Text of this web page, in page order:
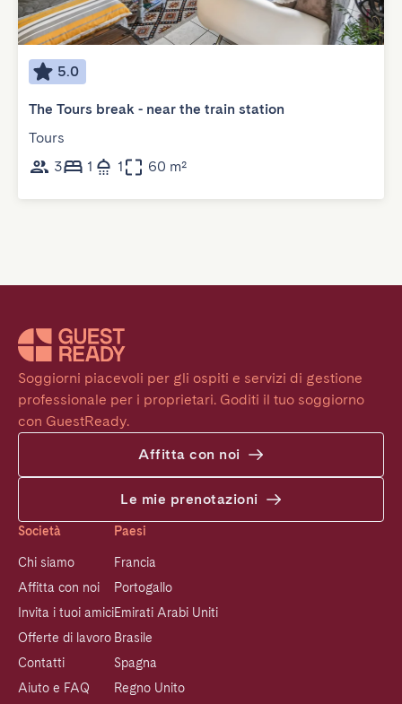
5.0
The Tours break - near the train station
Tours
3
1 1 60 m²
Soggiorni piacevoli per gli ospiti e servizi di gestione
professionale per i proprietari. Goditi il tuo soggiorno
con GuestReady.
Affitta con noi
Le mie prenotazioni
Società
Chi siamo
Affitta con noi
Invita i tuoi amici
Offerte di lavoro
Contatti
Aiuto e FAQ
Paesi
Francia
Portogallo
Emirati Arabi Uniti
Brasile
Spagna
Regno Unito